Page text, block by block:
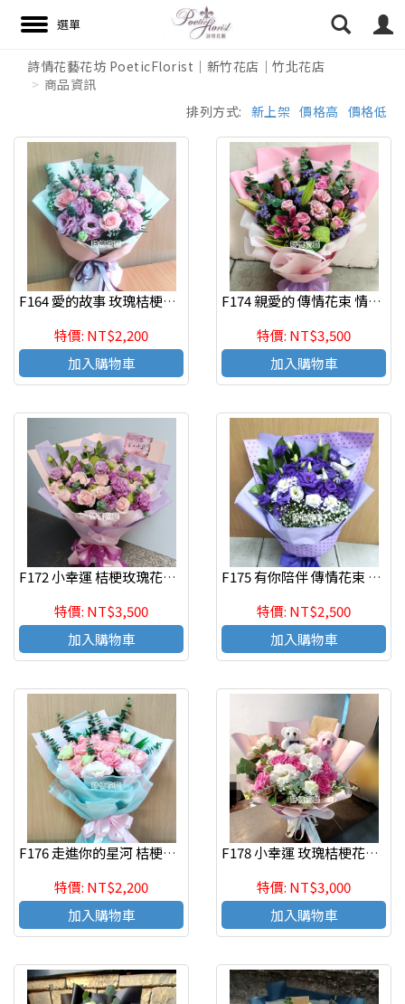
搜尋
詩情花藝花坊 PoeticFlorist｜新竹花店｜竹北花店
商品資訊
價格低
價格高
新上架
排列方式:
F164 愛的故事 玫瑰桔梗花束 情人節生日花束
特價: NT$2,200
加入購物車
F174 親愛的 傳情花束 情人節 生日花束 代客送花
特價: NT$3,500
加入購物車
F172 小幸運 桔梗玫瑰花束 情人節生日 花束
特價: NT$3,500
加入購物車
F175 有你陪伴 傳情花束 情人節 生日花束 新竹網路花店代客送花
特價: NT$2,500
加入購物車
F176 走進你的星河 桔梗玫瑰花束 新竹竹北網路花束
特價: NT$2,200
加入購物車
F178 小幸運 玫瑰桔梗花束 情人節 生日花束 新竹網路花店代客送花
特價: NT$3,000
加入購物車